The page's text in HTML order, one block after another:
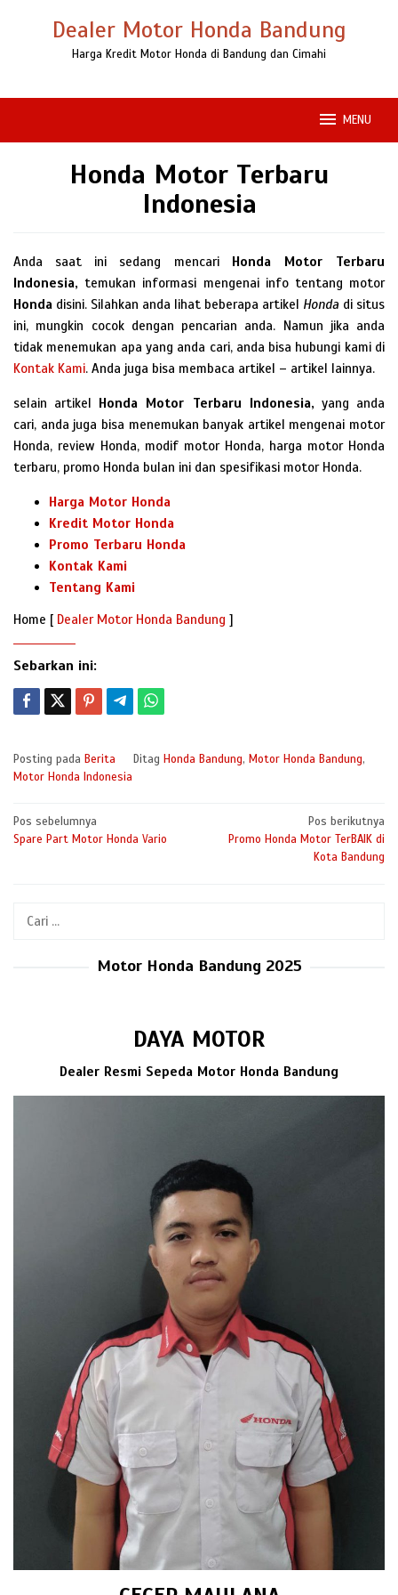
Dealer Motor Honda Bandung
Harga Kredit Motor Honda di Bandung dan Cimahi
MENU
Honda Motor Terbaru
Indonesia
Anda saat ini sedang mencari Honda Motor Terbaru
Indonesia, temukan informasi mengenai info tentang motor
Honda disini. Silahkan anda lihat beberapa artikel Honda di situs
ini, mungkin cocok dengan pencarian anda. Namun jika anda
tidak menemukan apa yang anda cari, anda bisa hubungi kami di
Kontak Kami. Anda juga bisa membaca artikel – artikel lainnya.
selain artikel Honda Motor Terbaru Indonesia, yang anda
cari, anda juga bisa menemukan banyak artikel mengenai motor
Honda, review Honda, modif motor Honda, harga motor Honda
terbaru, promo Honda bulan ini dan spesifikasi motor Honda.
Harga Motor Honda
Kredit Motor Honda
Promo Terbaru Honda
Kontak Kami
Tentang Kami
Home [ Dealer Motor Honda Bandung ]
Sebarkan ini:
Posting pada Berita Ditag Honda Bandung, Motor Honda Bandung,
Motor Honda Indonesia
Navigasi
pos
Pos sebelumnya
Spare Part Motor Honda Vario
Pos berikutnya
Promo Honda Motor TerBAIK di
Kota Bandung
Cari
Motor Honda Bandung 2025
DAYA MOTOR
Dealer Resmi Sepeda Motor Honda Bandung